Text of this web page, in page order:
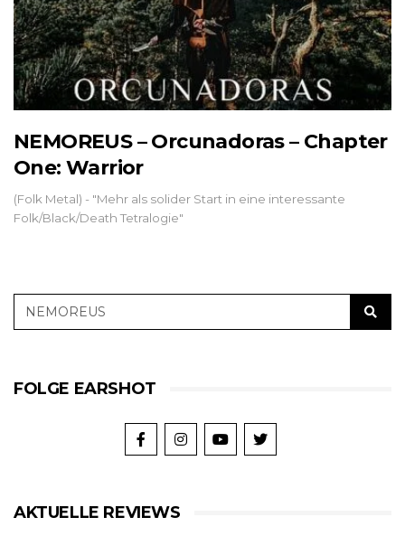
NEMOREUS – Orcunadoras – Chapter
One: Warrior
(Folk Metal) - "Mehr als solider Start in eine interessante
Folk/Black/Death Tetralogie"
FOLGE EARSHOT
AKTUELLE REVIEWS